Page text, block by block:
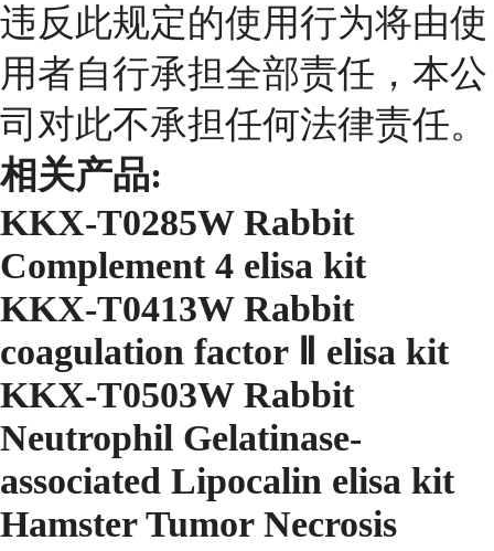
违反此规定的使用行为将由使
用者自行承担全部责任，本公
司对此不承担任何法律责任。
相关产品:
KKX-T0285W Rabbit
Complement 4 elisa kit
KKX-T0413W Rabbit
coagulation factor Ⅱ elisa kit
KKX-T0503W Rabbit
Neutrophil Gelatinase-
associated Lipocalin elisa kit
Hamster Tumor Necrosis